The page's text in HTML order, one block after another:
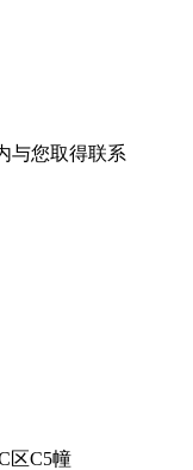
与您取得联系
区C5幢